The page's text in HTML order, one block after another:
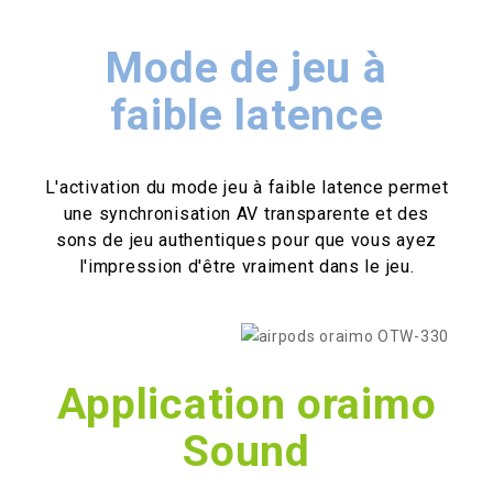
Mode de jeu à
faible latence
L'activation du mode jeu à faible latence permet
une synchronisation AV transparente et des
sons de jeu authentiques pour que vous ayez
l'impression d'être vraiment dans le jeu.
Application oraimo
Sound